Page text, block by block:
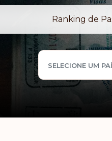
Ranking de
SELECIONE UM